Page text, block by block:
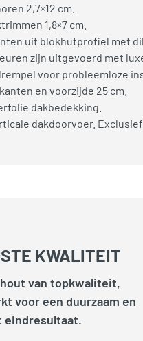
2,7×12 cm.
1,8×7 cm.
uit blokhutprofiel met
zijn uitgevoerd met
voor probleemloze
en voorzijde 25 cm.
dakbedekking.
dakdoorvoer.
KWALITEIT
van topkwaliteit,
voor een duurzaam en
eindresultaat.